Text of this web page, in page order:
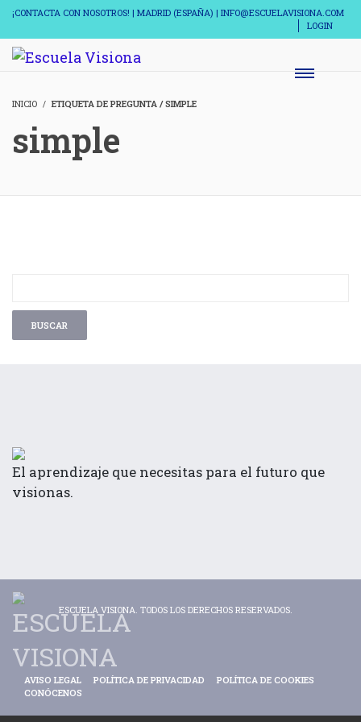
¡CONTACTA CON NOSOTROS! | MADRID (ESPAÑA) | INFO@ESCUELAVISIONA.COM
LOGIN
INICIO ETIQUETA DE PREGUNTA / SIMPLE
simple
El aprendizaje que necesitas para el futuro que
visionas.
ESCUELA VISIONA. TODOS LOS DERECHOS RESERVADOS.
AVISO LEGAL POLÍTICA DE PRIVACIDAD
POLÍTICA DE COOKIES
CONÓCENOS